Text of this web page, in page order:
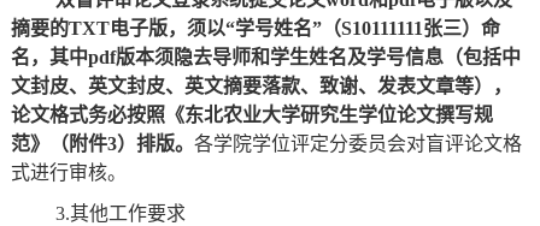
摘要的TXT电子版， 须以“学号姓名”（S10111111张三） 命
名，其中pdf版本须 隐去导师和学生姓名及学号信息（包括中
文封皮、英文封皮、英文摘要落款、致谢、发表文章等），
论文格式务必按照《东北农业大学研究生学位论文撰写规
范》（附件3）排版。 各学院学位评定分委员会对盲评论文格
式进行审核。
3.其他工作要求